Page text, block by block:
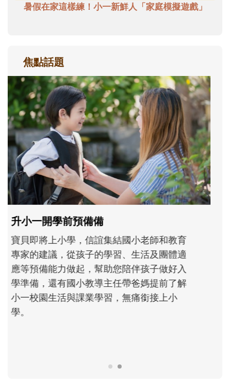
暑假在家這樣練！小一新鮮人「家庭模擬遊戲」
焦點話題
和孩子一起長大的那個男人│讀懂父親的
不同模樣
沒有人天生就擅長當爸爸！男人總是在一次
次「前所未有」的體驗中，跟著孩子一起長
大。從給予安全感的肢體遊戲，到獨立自
主、角色認同及解決問題的能力養成。爸爸